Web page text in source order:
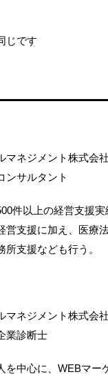
じです
マネジメント株式会社
ンサルタント
件以上の経営支援実
営支援に加え、医療
支援なども行う。
マネジメント株式会社
業診断士
を中心に、WEBマー